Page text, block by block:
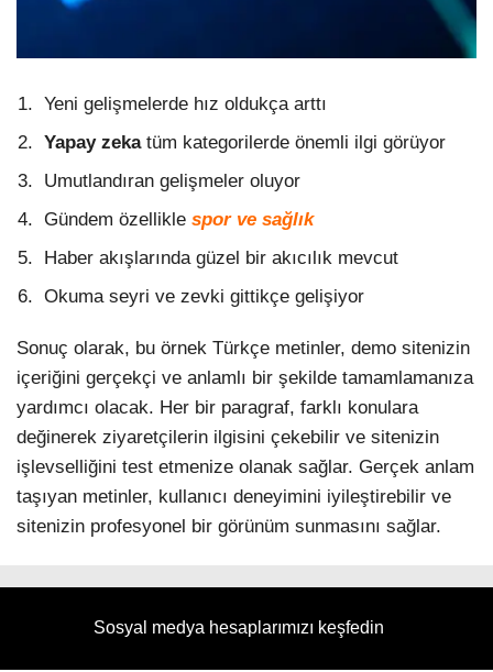
Yeni gelişmelerde hız oldukça arttı
Yapay zekatüm kategorilerde önemli ilgi görüyor
Umutlandıran gelişmeler oluyor
Gündem özellikle spor ve sağlık
Haber akışlarında güzel bir akıcılık mevcut
Okuma seyri ve zevki gittikçe gelişiyor
Sonuç olarak, bu örnek Türkçe metinler, demo sitenizin
içeriğini gerçekçi ve anlamlı bir şekilde tamamlamanıza
yardımcı olacak. Her bir paragraf, farklı konulara
değinerek ziyaretçilerin ilgisini çekebilir ve sitenizin
işlevselliğini test etmenize olanak sağlar. Gerçek anlam
taşıyan metinler, kullanıcı deneyimini iyileştirebilir ve
sitenizin profesyonel bir görünüm sunmasını sağlar.
Sosyal medya hesaplarımızı keşfedin